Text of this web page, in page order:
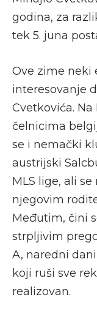
godina, za
tek 5. juna
Ove zime neki
interesovanje
Cvetkovića.
čelnicima
se i nemački
austrijski
MLS lige, ali
njegovim
Međutim, čini
strpljivim
A, naredni
koji ruši sve
realizovan.